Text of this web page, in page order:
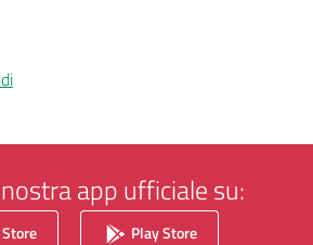
app ufficiale su:
Play Store